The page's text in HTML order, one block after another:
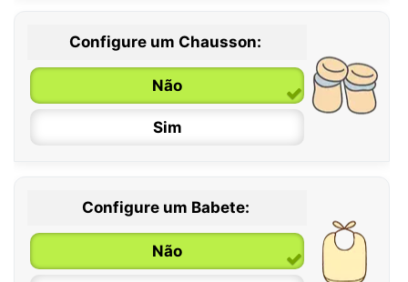
0 / 6 meses
6 / 12 meses
12 / 18 meses
Configure um Chausson:
Não
Sim
Configure um Babete:
Não